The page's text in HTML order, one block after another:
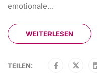
emotionale...
WEITERLESEN
TEILEN: